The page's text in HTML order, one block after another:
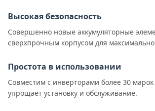
Высокая безопасность
Совершенно новые аккумуляторные
сверхпрочным корпусом для
Простота в использовании
Совместим с инверторами более 30
упрощает установку и обслуживание.